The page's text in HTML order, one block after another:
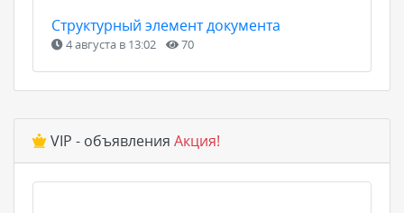
Структурный элемент документа
4 августа в 13:02 70
VIP - объявления Акция!